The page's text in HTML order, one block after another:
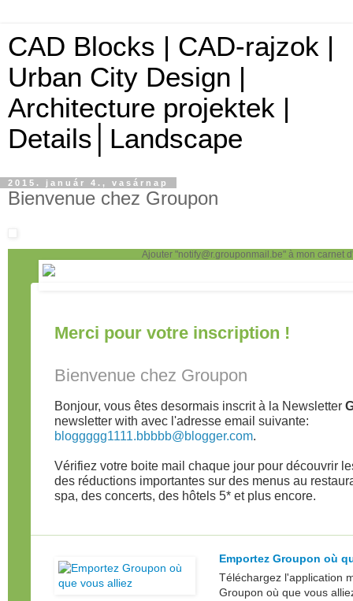
CAD Blocks | CAD-rajzok |
Urban City Design |
Architecture projektek |
Details│Landscape
2015. január 4., vasárnap
Bienvenue chez Groupon
Ajouter "notify@r.grouponmail.be" à mon carnet
Merci pour votre inscription !
Bienvenue chez Groupon
Bonjour, vous êtes desormais inscrit à la Newsletter
newsletter with avec l'adresse email suivante:
bloggggg1111.bbbbb@blogger.com.
Vérifiez votre boite mail chaque jour pour découvrir
des réductions importantes sur des menus au
spa, des concerts, des hôtels 5* et plus encore.
Emportez Groupon où
Téléchargez l'application
Groupon où que vous